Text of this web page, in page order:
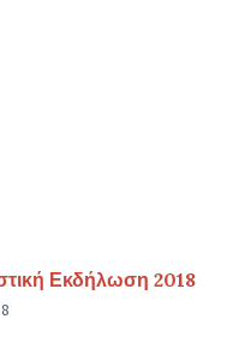
Εκδήλωση 2018